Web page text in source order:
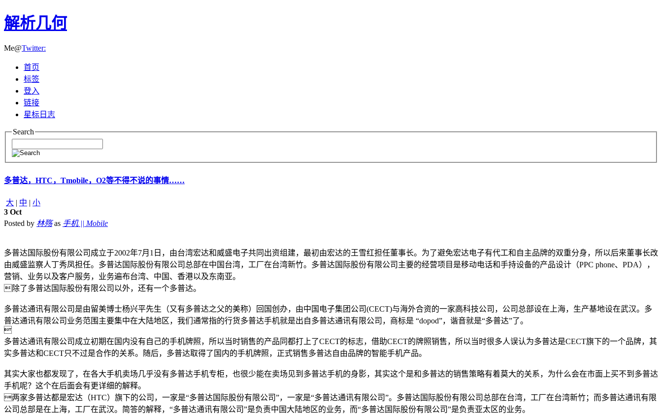
解析几何
Me@Twitter:
首页
标签
登入
链接
星标日志
Search
多普达，HTC，Tmobile，O2等不得不说的事情……
大 | 中 | 小
3 Oct
Posted by 林殇as 手机 || Mobile
多普达国际股份有限公司成立于2002年7月1日，由台湾宏达和威盛电子共同出资组建，最初由宏达的王雪红担任董事长。为了避免宏达电子有代工和自主品牌的双重分身，所以后来董事长改
由威盛监察人丁秀凤担任。多普达国际股份有限公司总部在中国台湾，工厂在台湾新竹。多普达国际股份有限公司主要的经营项目是移动电话和手持设备的产品设计（PPC phone、PDA），
营销、业务以及客户服务，业务遍布台湾、中国、香港以及东南亚。
除了多普达国际股份有限公司以外，还有一个多普达。
多普达通讯有限公司是由留美博士杨兴平先生（又有多普达之父的美称）回国创办，由中国电子集团公司(CECT)与海外合资的一家高科技公司，公司总部设在上海，生产基地设在武汉。多
普达通讯有限公司业务范围主要集中在大陆地区，我们通常指的行货多普达手机就是出自多普达通讯有限公司，商标是 “dopod”，谐音就是“多普达”了。

多普达通讯有限公司成立初期在国内没有自己的手机牌照，所以当时销售的产品同都打上了CECT的标志，借助CECT的牌照销售，所以当时很多人误认为多普达是CECT旗下的一个品牌，其
实多普达和CECT只不过是合作的关系。随后，多普达取得了国内的手机牌照，正式销售多普达自由品牌的智能手机产品。
其实大家也都发现了，在各大手机卖场几乎没有多普达手机专柜，也很少能在卖场见到多普达手机的身影，其实这个是和多普达的销售策略有着莫大的关系，为什么会在市面上买不到多普达
手机呢？这个在后面会有更详细的解释。
两家多普达都是宏达（HTC）旗下的公司，一家是“多普达国际股份有限公司”，一家是“多普达通讯有限公司”。多普达国际股份有限公司总部在台湾，工厂在台湾新竹；而多普达通讯有限
公司总部是在上海，工厂在武汉。简答的解释，“多普达通讯有限公司”是负责中国大陆地区的业务，而“多普达国际股份有限公司”是负责亚太区的业务。